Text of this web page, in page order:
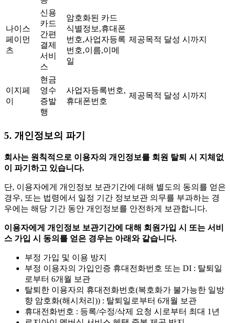
나이스
페이먼
츠
신용
카드
간편
결제
서비
스
암호화된 카드
식별정보,휴대폰
번호,사업자등록
번호,이름,이메
일
제공목적 달성 시까지
이지페
이
현금
영수
증발
행
사업자등록번호,
휴대폰번호
제공목적 달성 시까지
5. 개인정보의 파기
회사는 원칙적으로 이용자의 개인정보를 회원 탈퇴 시 지체없
이 파기하고 있습니다.
단, 이용자에게 개인정보 보관기간에 대해 별도의 동의를 얻은
경우, 또는 법령에서 일정 기간 정보보관 의무를 부과하는 경
우에는 해당 기간 동안 개인정보를 안전하게 보관합니다.
이용자에게 개인정보 보관기간에 대해 회원가입 시 또는 서비
스 가입 시 동의를 얻은 경우는 아래와 같습니다.
부정 가입 및 이용 방지
부정 이용자의 가입인증 휴대전화번호 또는 DI : 탈퇴일
로부터 6개월 보관
탈퇴한 이용자의 휴대전화번호(복호화가 불가능한 일방
향 암호화(해시처리)) : 탈퇴일로부터 6개월 보관
휴대전화번호 : 등록/수정/삭제 요청 시로부터 최대 1년